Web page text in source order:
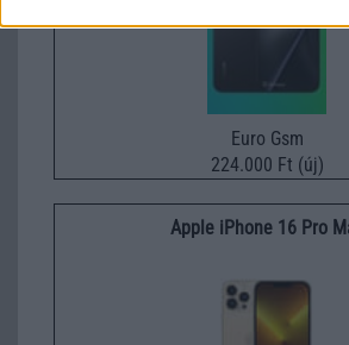
Euro Gsm
224.000 Ft (új)
Apple iPhone 16 Pro